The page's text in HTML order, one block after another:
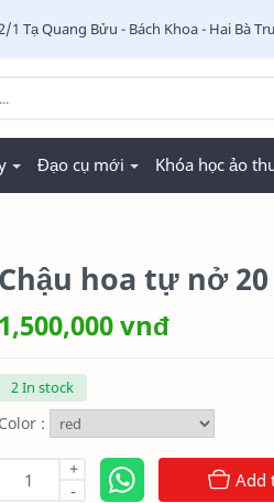
1 Tạ Quang Bửu - Bách Khoa - Hai Bà
Top Hat
300,000 vnđ
Đạo cụ mới Khóa học ảo
Chậu hoa tự nở
1,500,000 vnđ
2 In stock
Color :
-
+
Add